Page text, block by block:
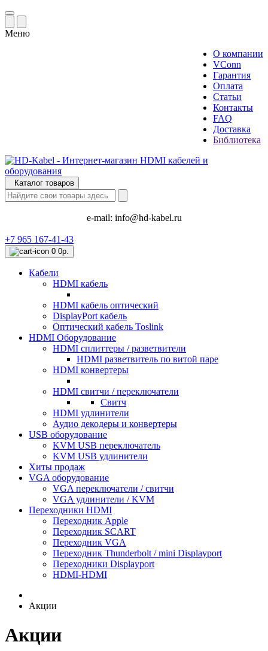
Меню
О компании
VConn
Гарантия
Оплата
Статьи
Контакты
FAQ
Доставка
Библиотека
Каталог товаров
e-mail: info@hd-kabel.ru
+7 965 167-41-43
0 0р.
Кабели
HDMI кабель
HDMI кабель оптический
DisplayPort кабель
Оптический кабель Toslink
HDMI Оборудование
HDMI сплиттеры / разветвители
HDMI разветвитель по витой паре
HDMI конвертеры
HDMI свитчи / переключатели
Свитч
HDMI удлинители
Аудио декодеры и конвертеры
USB оборудование
KVM USB переключатель
KVM USB удлинители
Хиты продаж
VGA оборудование
VGA переключатели / свитчи
VGA удлинители / KVM
Переходники HDMI
Переходник Apple
Переходник SCART
Переходник VGA
Переходник Thunderbolt / mini Displayport
Переходники Displayport
HDMI-HDMI
Акции
Акции